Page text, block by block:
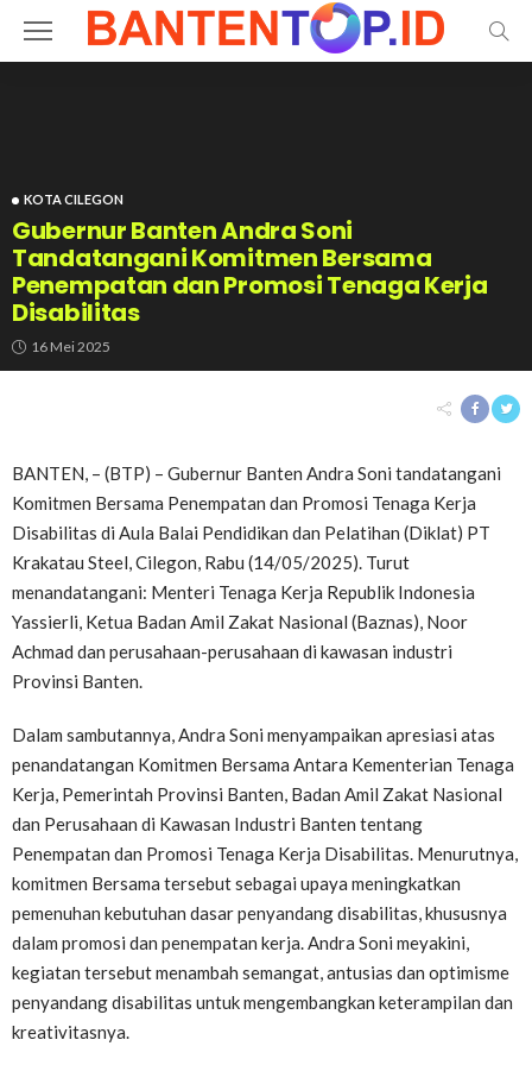
KOTA CILEGON
Gubernur Banten Andra Soni
Tandatangani Komitmen Bersama
Penempatan dan Promosi Tenaga Kerja
Disabilitas
16 Mei 2025
BANTEN, – (BTP) – Gubernur Banten Andra Soni tandatangani
Komitmen Bersama Penempatan dan Promosi Tenaga Kerja
Disabilitas di Aula Balai Pendidikan dan Pelatihan (Diklat) PT
Krakatau Steel, Cilegon, Rabu (14/05/2025). Turut
menandatangani: Menteri Tenaga Kerja Republik Indonesia
Yassierli, Ketua Badan Amil Zakat Nasional (Baznas), Noor
Achmad dan perusahaan-perusahaan di kawasan industri
Provinsi Banten.
Dalam sambutannya, Andra Soni menyampaikan apresiasi atas
penandatangan Komitmen Bersama Antara Kementerian Tenaga
Kerja, Pemerintah Provinsi Banten, Badan Amil Zakat Nasional
dan Perusahaan di Kawasan Industri Banten tentang
Penempatan dan Promosi Tenaga Kerja Disabilitas. Menurutnya,
komitmen Bersama tersebut sebagai upaya meningkatkan
pemenuhan kebutuhan dasar penyandang disabilitas, khususnya
dalam promosi dan penempatan kerja. Andra Soni meyakini,
kegiatan tersebut menambah semangat, antusias dan optimisme
penyandang disabilitas untuk mengembangkan keterampilan dan
kreativitasnya.